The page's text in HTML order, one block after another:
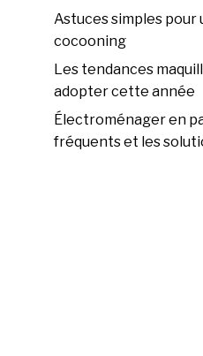
Astuces simples pour
cocooning
Les tendances
adopter cette année
Électroménager en
fréquents et les